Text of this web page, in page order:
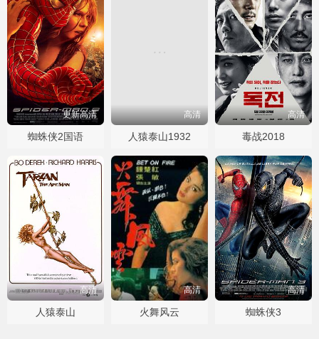
更新高清
蜘蛛侠2国语
高清
人猿泰山1932
高清
毒战2018
高清
人猿泰山
高清
火舞风云
高清
蜘蛛侠3